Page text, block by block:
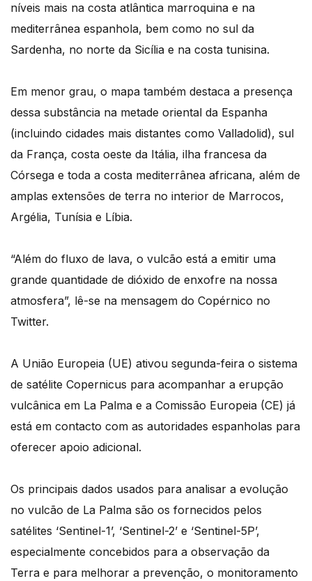
níveis mais na costa atlântica marroquina e na
mediterrânea espanhola, bem como no sul da
Sardenha, no norte da Sicília e na costa tunisina.
Em menor grau, o mapa também destaca a presença
dessa substância na metade oriental da Espanha
(incluindo cidades mais distantes como Valladolid), sul
da França, costa oeste da Itália, ilha francesa da
Córsega e toda a costa mediterrânea africana, além de
amplas extensões de terra no interior de Marrocos,
Argélia, Tunísia e Líbia.
“Além do fluxo de lava, o vulcão está a emitir uma
grande quantidade de dióxido de enxofre na nossa
atmosfera”, lê-se na mensagem do Copérnico no
Twitter.
A União Europeia (UE) ativou segunda-feira o sistema
de satélite Copernicus para acompanhar a erupção
vulcânica em La Palma e a Comissão Europeia (CE) já
está em contacto com as autoridades espanholas para
oferecer apoio adicional.
Os principais dados usados para analisar a evolução
no vulcão de La Palma são os fornecidos pelos
satélites ‘Sentinel-1’, ‘Sentinel-2’ e ‘Sentinel-5P’,
especialmente concebidos para a observação da
Terra e para melhorar a prevenção, o monitoramento